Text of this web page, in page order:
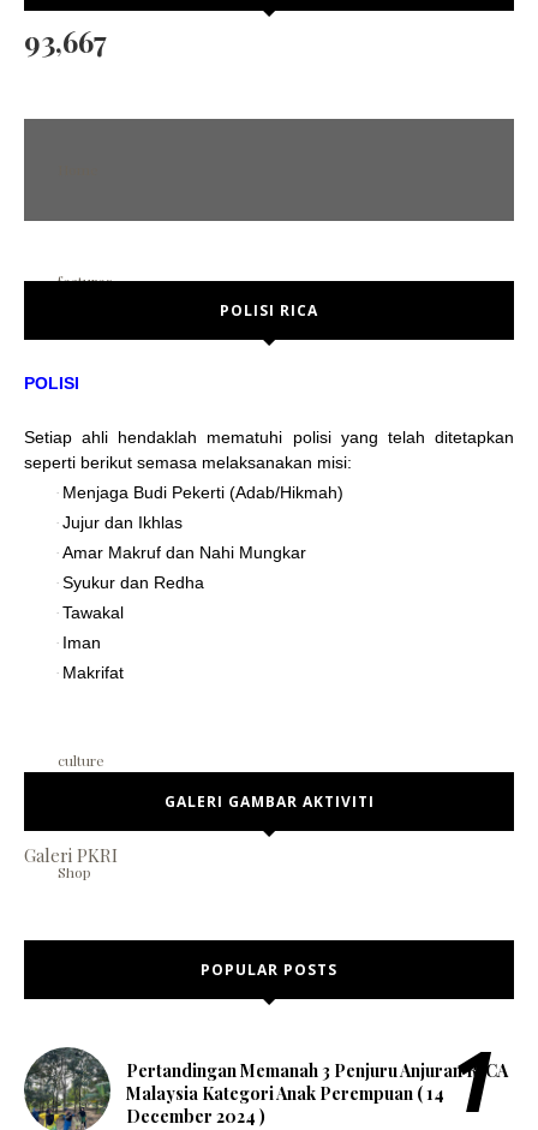
93,667
features
Error Page
Left sidebar
Right sidebar
social media
break
culture
Shop
POLISI RICA
POLISI
Setiap ahli hendaklah mematuhi polisi yang telah ditetapkan
seperti berikut semasa melaksanakan misi:
· Menjaga Budi Pekerti (Adab/Hikmah)
· Jujur dan Ikhlas
· Amar Makruf dan Nahi Mungkar
· Syukur dan Redha
· Tawakal
· Iman
· Makrifat
GALERI GAMBAR AKTIVITI
Galeri PKRI
POPULAR POSTS
Pertandingan Memanah 3 Penjuru Anjuran RICA
Malaysia Kategori Anak Perempuan ( 14
December 2024 )